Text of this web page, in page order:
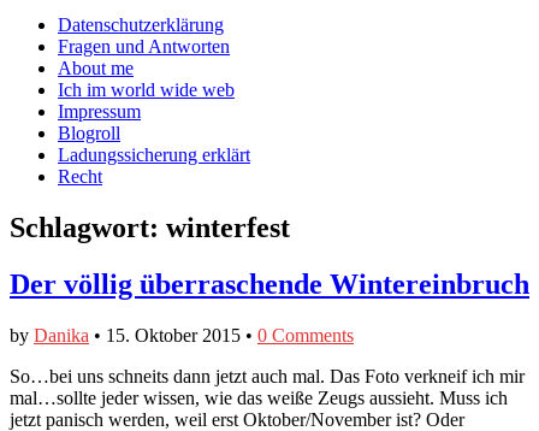
Facebook
anzeigen
Twitter
anzeigen
auf
Instagram
anzeigen
Main
menu
Skip
content
Datenschutzerklärung
Fragen und Antworten
About me
Ich im world wide web
Impressum
Blogroll
Ladungssicherung erklärt
Recht
Schlagwort: winterfest
Der völlig überraschende Wintereinbruch
by Danika • 15. Oktober 2015 • 0 Comments
So…bei uns schneits dann jetzt auch mal. Das Foto verkneif ich mir
mal…sollte jeder wissen, wie das weiße Zeugs aussieht. Muss ich
jetzt panisch werden, weil erst Oktober/November ist? Oder